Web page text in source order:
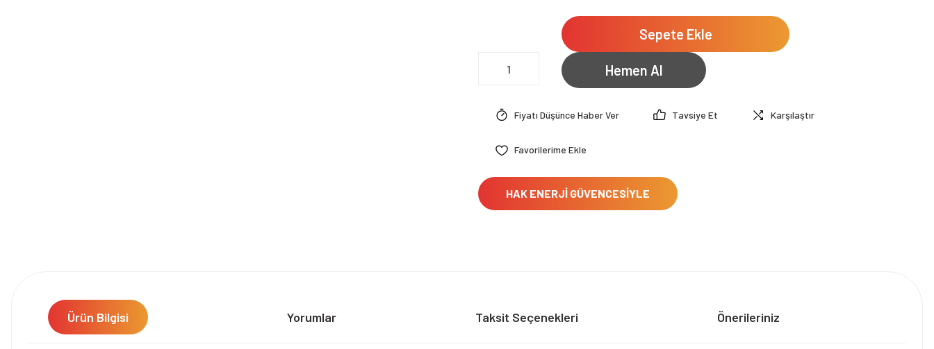
Sepete Ekle
Hemen Al
Fiyatı Düşünce Haber Ver Tavsiye Et Karşılaştır
HAK ENERJİ GÜVENCESİYLE
Ürün Bilgisi Yorumlar Taksit Seçenekleri Önerileriniz